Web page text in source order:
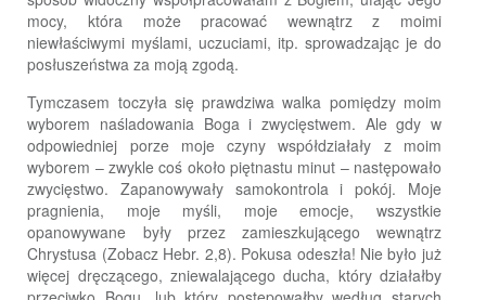
mocy, która może pracować wewnątrz z moimi
niewłaściwymi myślami, uczuciami, itp. sprowadzając je do
posłuszeństwa za moją zgodą.
Tymczasem toczyła się prawdziwa walka pomiędzy moim
wyborem naśladowania Boga i zwycięstwem. Ale gdy w
odpowiedniej porze moje czyny współdziałały z moim
wyborem – zwykle coś około piętnastu minut – następowało
zwycięstwo. Zapanowywały samokontrola i pokój. Moje
pragnienia, moje myśli, moje emocje, wszystkie
opanowywane były przez zamieszkującego wewnątrz
Chrystusa (Zobacz Hebr. 2,8). Pokusa odeszła! Nie było już
więcej dręczącego, zniewalającego ducha, który działałby